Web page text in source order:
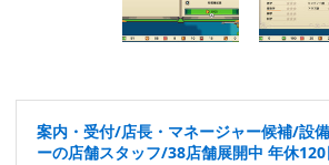
案内・受付/店長・マネージャー候補/設
ーの店舗スタッフ/38店舗展開中 年休120